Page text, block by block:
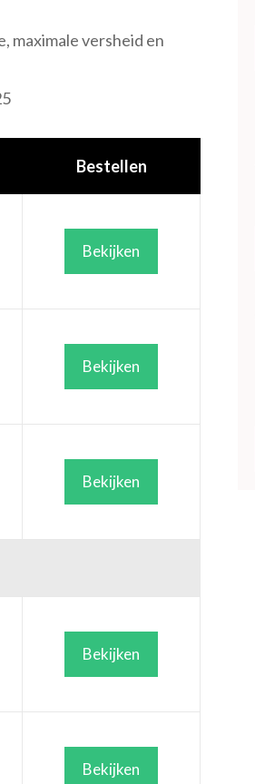
maximale versheid en
Bestellen
Bekijken
Bekijken
Bekijken
Bekijken
Bekijken